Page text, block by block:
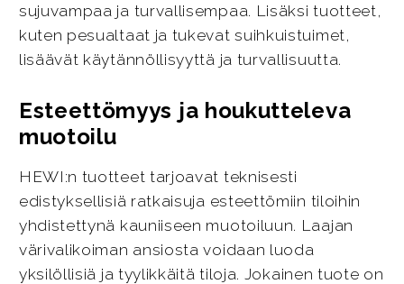
sujuvampaa ja turvallisempaa. Lisäksi tuotteet,
kuten pesualtaat ja tukevat suihkuistuimet,
lisäävät käytännöllisyyttä ja turvallisuutta.
Esteettömyys ja houkutteleva
muotoilu
HEWI:n tuotteet tarjoavat teknisesti
edistyksellisiä ratkaisuja esteettömiin tiloihin
yhdistettynä kauniiseen muotoiluun. Laajan
värivalikoiman ansiosta voidaan luoda
yksilöllisiä ja tyylikkäitä tiloja. Jokainen tuote on